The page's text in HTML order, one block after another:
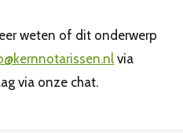
weten of dit onderwerp
via
via onze chat.